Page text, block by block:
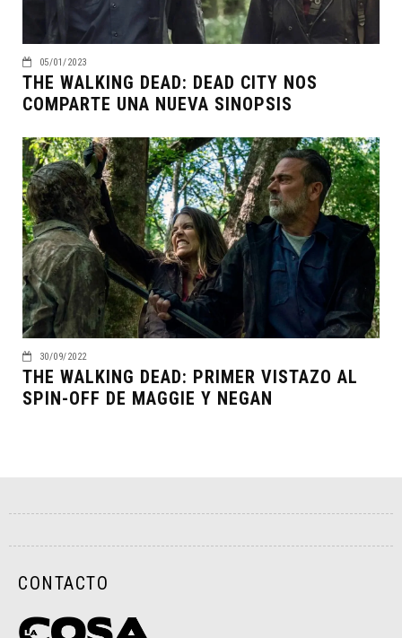
05/01/2023
THE WALKING DEAD: DEAD CITY NOS
COMPARTE UNA NUEVA SINOPSIS
30/09/2022
THE WALKING DEAD: PRIMER VISTAZO AL
SPIN-OFF DE MAGGIE Y NEGAN
CONTACTO